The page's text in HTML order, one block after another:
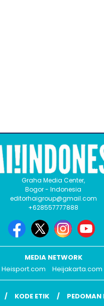
Graha Media Center,
Bogor - Indonesia
editorhaigroup@gmail.com
+628557777888
MEDIA NETWORK
Heisport.com Heijakarta.com
KODE ETIK PEDOMAN